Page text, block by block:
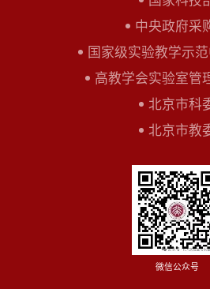
中央政府采
国家级实验教学示
高教学会实验室管
北京市科
北京市教
微信公众号